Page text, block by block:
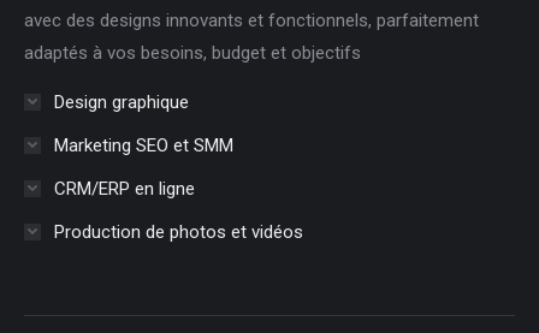
avec des designs innovants et fonctionnels, parfaitement
adaptés à vos besoins, budget et objectifs
Design graphique
Marketing SEO et SMM
CRM/ERP en ligne
Production de photos et vidéos